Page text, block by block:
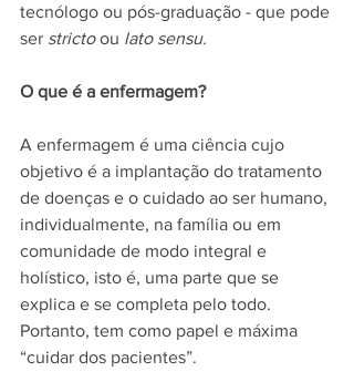
tecnólogo ou pós-graduação - que pode
ser stricto ou lato sensu.
O que é a enfermagem?
A enfermagem é uma ciência cujo
objetivo é a implantação do tratamento
de doenças e o cuidado ao ser humano,
individualmente, na família ou em
comunidade de modo integral e
holístico, isto é, uma parte que se
explica e se completa pelo todo.
Portanto, tem como papel e máxima
“cuidar dos pacientes”.